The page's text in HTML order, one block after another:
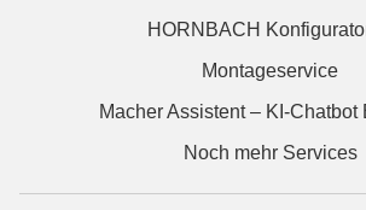
HORNBACH
Montageservice
Macher Assistent – KI-Chatbot
Noch mehr Services